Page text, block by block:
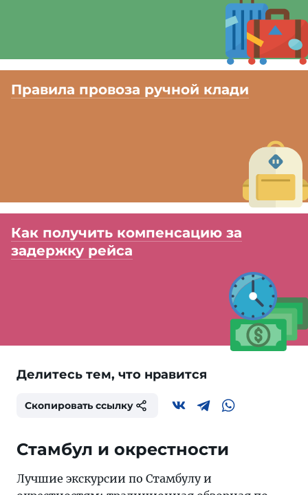
Правила провоза ручной клади
Как получить компенсацию за
задержку рейса
Делитесь тем, что нравится
Скопировать ссылку
Стамбул и окрестности
Лучшие экскурсии по Стамбулу и